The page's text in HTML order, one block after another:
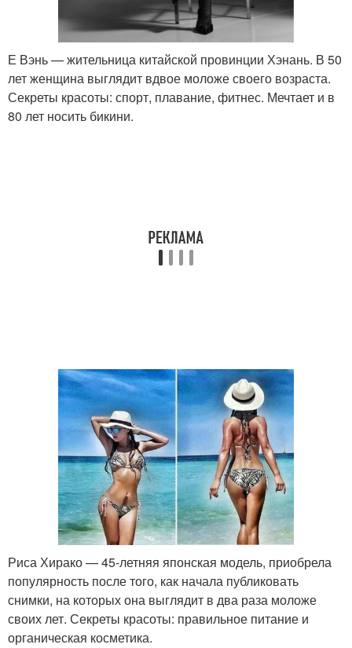
Е Вэнь — жительница китайской провинции Хэнань. В 50
лет женщина выглядит вдвое моложе своего возраста.
Секреты красоты: спорт, плавание, фитнес. Мечтает и в
80 лет носить бикини.
Риса Хирако — 45-летняя японская модель, приобрела
популярность после того, как начала публиковать
снимки, на которых она выглядит в два раза моложе
своих лет. Секреты красоты: правильное питание и
органическая косметика.